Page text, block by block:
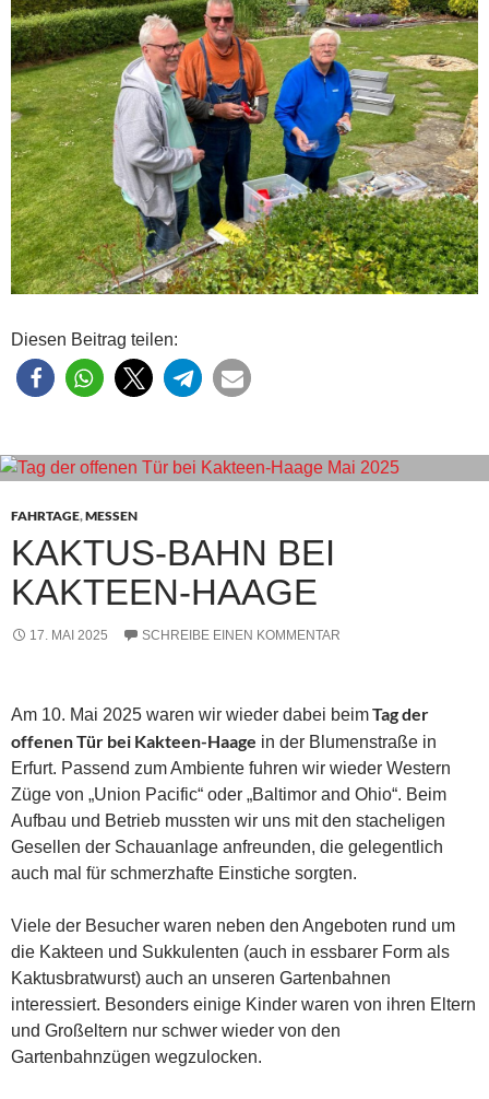
Diesen Beitrag teilen:
FAHRTAGE,MESSEN
KAKTUS-BAHN BEI
KAKTEEN-HAAGE
17. MAI 2025 SCHREIBE EINEN KOMMENTAR
Am 10. Mai 2025 waren wir wieder dabei beimTag der
offenen Tür bei Kakteen-Haage in der Blumenstraße in
Erfurt. Passend zum Ambiente fuhren wir wieder Western
Züge von „Union Pacific“ oder „Baltimor and Ohio“. Beim
Aufbau und Betrieb mussten wir uns mit den stacheligen
Gesellen der Schauanlage anfreunden, die gelegentlich
auch mal für schmerzhafte Einstiche sorgten.
Viele der Besucher waren neben den Angeboten rund um
die Kakteen und Sukkulenten (auch in essbarer Form als
Kaktusbratwurst) auch an unseren Gartenbahnen
interessiert. Besonders einige Kinder waren von ihren Eltern
und Großeltern nur schwer wieder von den
Gartenbahnzügen wegzulocken.